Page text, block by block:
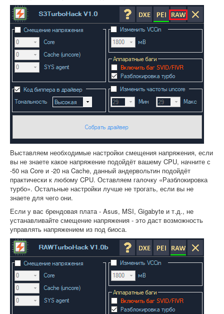
Выставляем необходимые настройки смещения напряжения, если
вы не знаете какое напряжение подойдёт вашему CPU, начните с
-50 на Core и -20 на Cache, данный андервольтин подойдёт
практически к любому CPU. Оставляем галочку «Разблокировка
турбо». Остальные настройки лучше не трогать, если вы не
знаете для чего они.
Если у вас брендовая плата - Asus, MSI, Gigabyte и т.д., не
устанавливайте смещение напряжения - это даст возможность
управлять напряжением из под биоса.